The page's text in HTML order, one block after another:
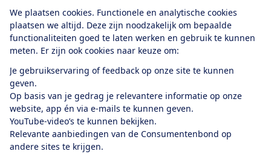
We plaatsen cookies. Functionele en analytische cookies
plaatsen we altijd. Deze zijn noodzakelijk om bepaalde
functionaliteiten goed te laten werken en gebruik te kunnen
meten. Er zijn ook cookies naar keuze om:
Je gebruikservaring of feedback op onze site te kunnen
geven.
Op basis van je gedrag je relevantere informatie op onze
website, app én via e-mails te kunnen geven.
YouTube-video’s te kunnen bekijken.
Relevante aanbiedingen van de Consumentenbond op
andere sites te krijgen.
Alles over de
app
Algemene Voorwaarden
Privacyverklaring
Cookiebeleid
Privacyvoorkeuren
Toegankelijkheid